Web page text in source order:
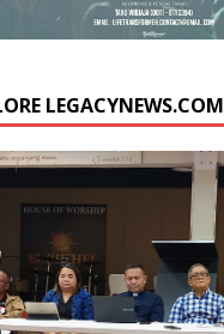
LEGACYNEWS.COM